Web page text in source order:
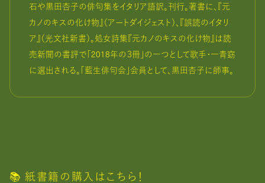
石や黒田杏子の俳句集をイタリア語訳。刊行。著書に、『元
カノのキスの化け物』（アートダイジェスト）、『誤読のイタリ
ア』（光文社新書）。処女詩集『元カノのキスの化け物』は読
売新聞の書評で「2018年の３冊」の一つとして歌手・一青窈
に選出される。「藍生俳句会」会員として、黒田杏子に師事。
📚️ 紙書籍の購入はこちら！